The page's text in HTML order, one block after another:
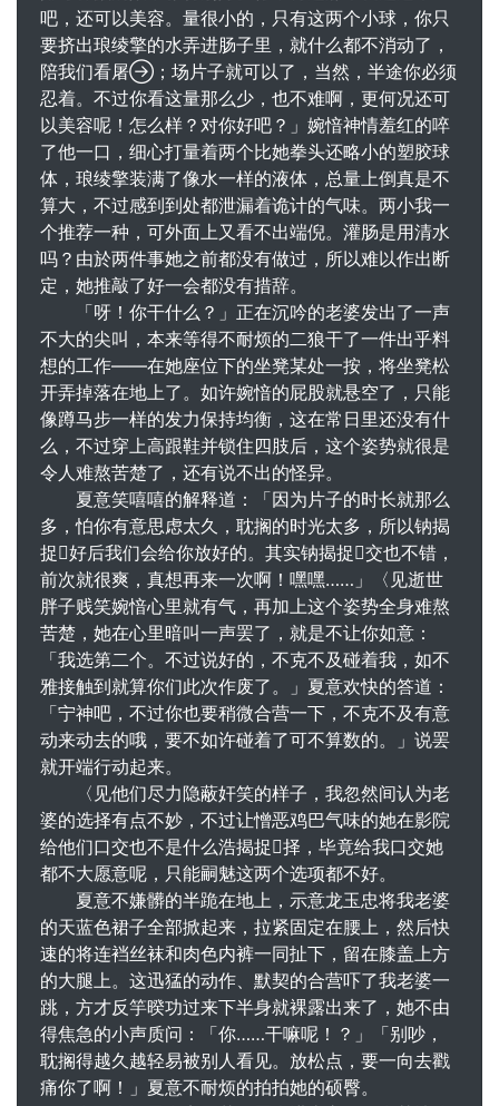
吧，还可以美容。量很小的，只有这两个小球，你只
要挤出琅绫擎的水弄进肠子里，就什么都不消动了，
陪我们看屠；场片子就可以了，当然，半途你必须
忍着。不过你看这量那么少，也不难啊，更何况还可
以美容呢！怎么样？对你好吧？」婉愔神情羞红的啐
了他一口，细心打量着两个比她拳头还略小的塑胶球
体，琅绫擎装满了像水一样的液体，总量上倒真是不
算大，不过感到到处都泄漏着诡计的气味。两小我一
个推荐一种，可外面上又看不出端倪。灌肠是用清水
吗？由於两件事她之前都没有做过，所以难以作出断
定，她推敲了好一会都没有措辞。
「呀！你干什么？」正在沉吟的老婆发出了一声
不大的尖叫，本来等得不耐烦的二狼干了一件出乎料
想的工作——在她座位下的坐凳某处一按，将坐凳松
开弄掉落在地上了。如许婉愔的屁股就悬空了，只能
像蹲马步一样的发力保持均衡，这在常日里还没有什
么，不过穿上高跟鞋并锁住四肢后，这个姿势就很是
令人难熬苦楚了，还有说不出的怪异。
夏意笑嘻嘻的解释道：「因为片子的时长就那么
多，怕你有意思虑太久，耽搁的时光太多，所以钠揭
捉好后我们会给你放好的。其实钠揭捉交也不错，
前次就很爽，真想再来一次啊！嘿嘿……」〈见逝世
胖子贱笑婉愔心里就有气，再加上这个姿势全身难熬
苦楚，她在心里暗叫一声罢了，就是不让你如意：
「我选第二个。不过说好的，不克不及碰着我，如不
雅接触到就算你们此次作废了。」夏意欢快的答道：
「宁神吧，不过你也要稍微合营一下，不克不及有意
动来动去的哦，要不如许碰着了可不算数的。」说罢
就开端行动起来。
〈见他们尽力隐蔽奸笑的样子，我忽然间认为老
婆的选择有点不妙，不过让憎恶鸡巴气味的她在影院
给他们口交也不是什么浩揭捉择，毕竟给我口交她
都不大愿意呢，只能嗣魅这两个选项都不好。
夏意不嫌髒的半跪在地上，示意龙玉忠将我老婆
的天蓝色裙子全部掀起来，拉紧固定在腰上，然后快
速的将连裆丝袜和肉色内裤一同扯下，留在膝盖上方
的大腿上。这迅猛的动作、默契的合营吓了我老婆一
跳，方才反竽暌功过来下半身就裸露出来了，她不由
得焦急的小声质问：「你……干嘛呢！？」「别吵，
耽搁得越久越轻易被别人看见。放松点，要一向去戳
痛你了啊！」夏意不耐烦的拍拍她的硕臀。